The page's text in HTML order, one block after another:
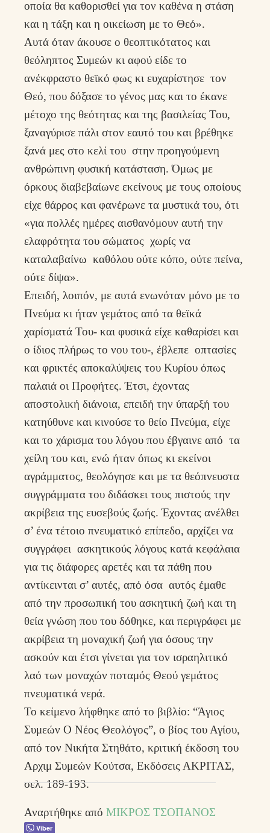
οποία θα καθορισθεί για τον καθένα η στάση
και η τάξη και η οικείωση με το Θεό».
Αυτά όταν άκουσε ο θεοπτικότατος και
θεόληπτος Συμεών κι αφού είδε το
ανέκφραστο θεϊκό φως κι ευχαρίστησε τον
Θεό, που δόξασε το γένος μας και το έκανε
μέτοχο της θεότητας και της βασιλείας Του,
ξαναγύρισε πάλι στον εαυτό του και βρέθηκε
ξανά μες στο κελί του στην προηγούμενη
ανθρώπινη φυσική κατάσταση. Όμως με
όρκους διαβεβαίωνε εκείνους με τους οποίους
είχε θάρρος και φανέρωνε τα μυστικά του, ότι
«για πολλές ημέρες αισθανόμουν αυτή την
ελαφρότητα του σώματος χωρίς να
καταλαβαίνω καθόλου ούτε κόπο, ούτε πείνα,
ούτε δίψα».
Επειδή, λοιπόν, με αυτά ενωνόταν μόνο με το
Πνεύμα κι ήταν γεμάτος από τα θεϊκά
χαρίσματά Του- και φυσικά είχε καθαρίσει και
ο ίδιος πλήρως το νου του-, έβλεπε οπτασίες
και φρικτές αποκαλύψεις του Κυρίου όπως
παλαιά οι Προφήτες. Έτσι, έχοντας
αποστολική διάνοια, επειδή την ύπαρξή του
κατηύθυνε και κινούσε το θείο Πνεύμα, είχε
και το χάρισμα του λόγου που έβγαινε από τα
χείλη του και, ενώ ήταν όπως κι εκείνοι
αγράμματος, θεολόγησε και με τα θεόπνευστα
συγγράμματα του διδάσκει τους πιστούς την
ακρίβεια της ευσεβούς ζωής. Έχοντας ανέλθει
σ’ ένα τέτοιο πνευματικό επίπεδο, αρχίζει να
συγγράφει ασκητικούς λόγους κατά κεφάλαια
για τις διάφορες αρετές και τα πάθη που
αντίκεινται σ’ αυτές, από όσα αυτός έμαθε
από την προσωπική του ασκητική ζωή και τη
θεία γνώση που του δόθηκε, και περιγράφει με
ακρίβεια τη μοναχική ζωή για όσους την
ασκούν και έτσι γίνεται για τον ισραηλιτικό
λαό των μοναχών ποταμός Θεού γεμάτος
πνευματικά νερά.
Το κείμενο λήφθηκε από το βιβλίο: “Άγιος
Συμεών Ο Νέος Θεολόγος”, ο βίος του Αγίου,
από τον Νικήτα Στηθάτο, κριτική έκδοση του
Αρχιμ Συμεών Κούτσα, Εκδόσεις ΑΚΡΙΤΑΣ,
σελ. 189-193.
Αναρτήθηκε από ΜΙΚΡΟΣ ΤΣΟΠΑΝΟΣ
Viber